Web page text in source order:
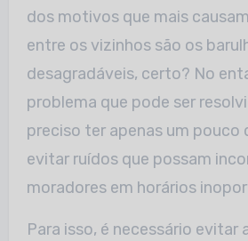
dos motivos que mais
entre os vizinhos são os
desagradáveis, certo? No
problema que pode ser
preciso ter apenas um pouco
evitar ruídos que possam
moradores em horários
Para isso, é necessário evitar